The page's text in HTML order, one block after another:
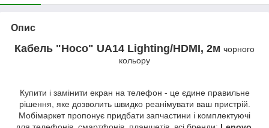
Опис
Кабель "Hoco" UA14 Lighting/HDMI, 2м чорного
кольору
Купити і замінити екран на телефон - це єдине правильне
рішення, яке дозволить швидко реанімувати ваш пристрій.
Мобімаркет пропонує придбати запчастини і комплектуючі